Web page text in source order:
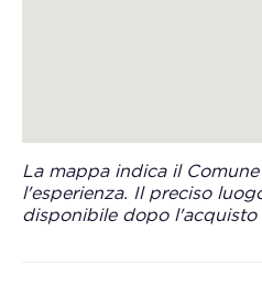
La mappa indica il
l'esperienza. Il preciso
disponibile dopo l'acquisto